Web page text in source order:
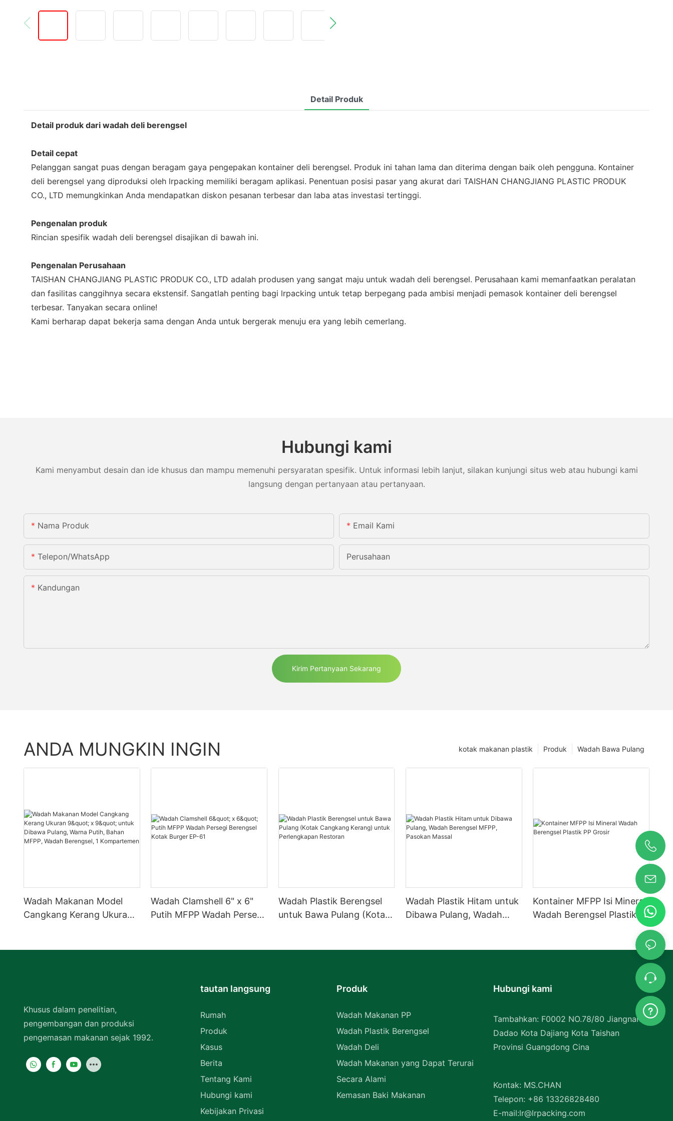
Detail Produk
Detail produk dari wadah deli berengsel
Detail cepat
Pelanggan sangat puas dengan beragam gaya pengepakan kontainer deli berengsel. Produk ini tahan lama dan diterima dengan baik oleh pengguna. Kontainer
deli berengsel yang diproduksi oleh lrpacking memiliki beragam aplikasi. Penentuan posisi pasar yang akurat dari TAISHAN CHANGJIANG PLASTIC PRODUK
CO., LTD memungkinkan Anda mendapatkan diskon pesanan terbesar dan laba atas investasi tertinggi.
Pengenalan produk
Rincian spesifik wadah deli berengsel disajikan di bawah ini.
Pengenalan Perusahaan
TAISHAN CHANGJIANG PLASTIC PRODUK CO., LTD adalah produsen yang sangat maju untuk wadah deli berengsel. Perusahaan kami memanfaatkan peralatan
dan fasilitas canggihnya secara ekstensif. Sangatlah penting bagi lrpacking untuk tetap berpegang pada ambisi menjadi pemasok kontainer deli berengsel
terbesar. Tanyakan secara online!
Kami berharap dapat bekerja sama dengan Anda untuk bergerak menuju era yang lebih cemerlang.
Hubungi kami
Kami menyambut desain dan ide khusus dan mampu memenuhi persyaratan spesifik. Untuk informasi lebih lanjut, silakan kunjungi situs web atau hubungi kami
langsung dengan pertanyaan atau pertanyaan.
Nama Produk Email Kami
Telepon/WhatsApp Perusahaan
Kandungan
Kirim Pertanyaan Sekarang
ANDA MUNGKIN INGIN Wadah Bawa Pulang
Produk
kotak makanan plastik
Wadah Makanan Model
Cangkang Kerang Ukuran
Wadah Clamshell 6" x 6"
Putih MFPP Wadah Persegi
Wadah Plastik Berengsel
untuk Bawa Pulang (Kotak
Wadah Plastik Hitam untuk
Dibawa Pulang, Wadah
Kontainer MFPP Isi Mineral
Wadah Berengsel Plastik
Khusus dalam penelitian,
pengembangan dan produksi
pengemasan makanan sejak 1992.
tautan langsung
Rumah
Produk
Kasus
Berita
Tentang Kami
Hubungi kami
Kebijakan Privasi
Produk
Wadah Makanan PP
Wadah Plastik Berengsel
Wadah Deli
Wadah Makanan yang Dapat Terurai
Secara Alami
Kemasan Baki Makanan
Hubungi kami
Tambahkan: F0002 NO.78/80 Jiangnan
Dadao Kota Dajiang Kota Taishan
Provinsi Guangdong Cina
Kontak: MS.CHAN
Telepon: +86 13326828480
E-mail:lr@lrpacking.com